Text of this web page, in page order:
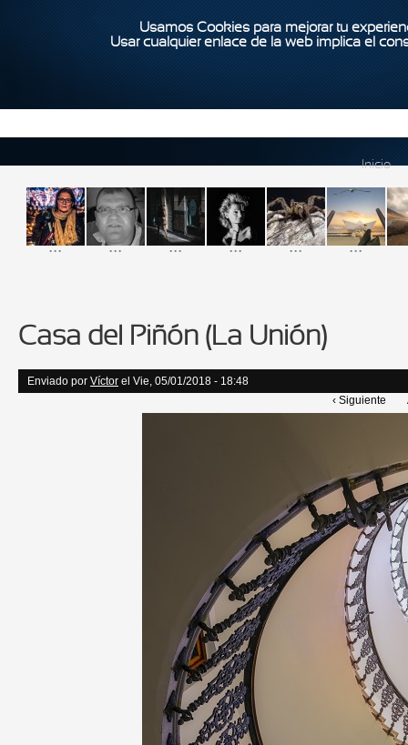
Usamos Cookies para mejorar tu
Usar cualquier enlace de la web implica el
Inicio
... ... ... ... ... ...
Casa del Piñón (La Unión)
Enviado por Víctor el Vie, 05/01/2018 - 18:48
‹ Siguiente